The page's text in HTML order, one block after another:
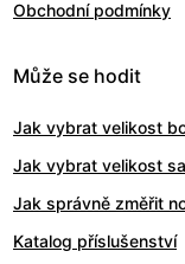
Obchodní podmínky
Může se hodit
Jak vybrat velikost
Jak vybrat velikost
Jak správně změřit
Katalog příslušenství